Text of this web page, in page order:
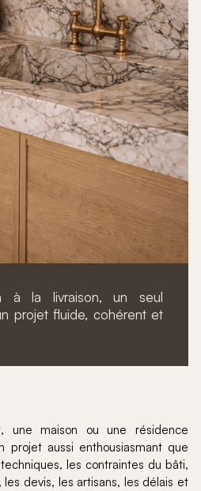
à la livraison, un seul
projet fluide, cohérent et
une maison ou une résidence
projet aussi enthousiasmant que
les contraintes du bâti,
devis, les artisans, les délais et